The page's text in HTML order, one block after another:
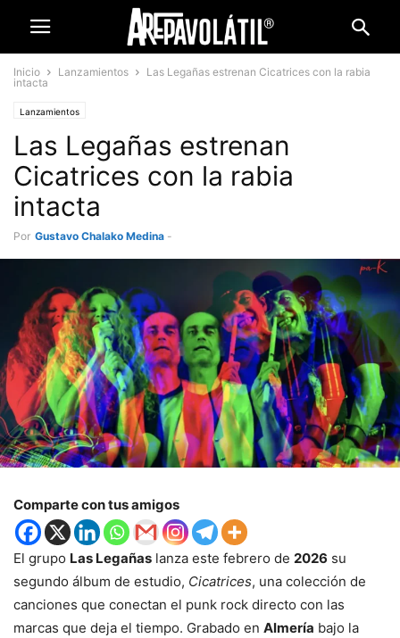
Inicio Lanzamientos
Las Legañas estrenan Cicatrices con la rabia
intacta
Lanzamientos
Las Legañas estrenan
Cicatrices con la rabia
intacta
Por Gustavo Chalako Medina -
Comparte con tus amigos
El grupo Las Legañas lanza este febrero de 2026 su
segundo álbum de estudio, Cicatrices, una colección de
canciones que conectan el punk rock directo con las
marcas que deja el tiempo. Grabado en Almería bajo la